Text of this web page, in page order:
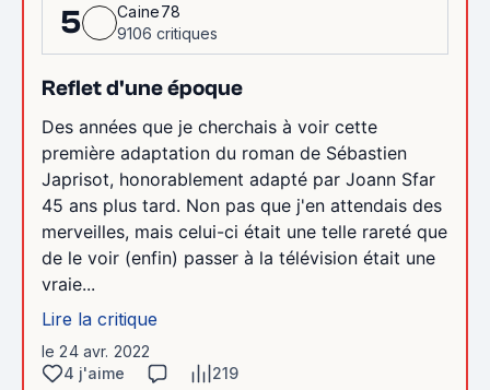
5
Caine78
9106 critiques
Reflet d'une époque
Des années que je cherchais à voir cette
première adaptation du roman de Sébastien
Japrisot, honorablement adapté par Joann Sfar
45 ans plus tard. Non pas que j'en attendais des
merveilles, mais celui-ci était une telle rareté que
de le voir (enfin) passer à la télévision était une
vraie...
Lire la critique
le 24 avr. 2022
4 j'aime
219